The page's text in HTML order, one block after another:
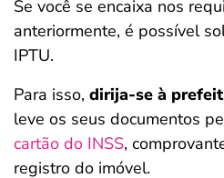
Se você se encaixa nos
anteriormente, é possível
IPTU.
Para isso, dirija-se à
leve os seus documentos
cartão do INSS,
registro do imóvel.